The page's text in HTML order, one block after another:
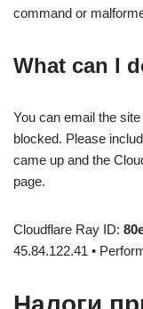
command or
What can I
You can email the
blocked. Please
came up and the
page.
Cloudflare Ray ID:
45.84.122.41 •